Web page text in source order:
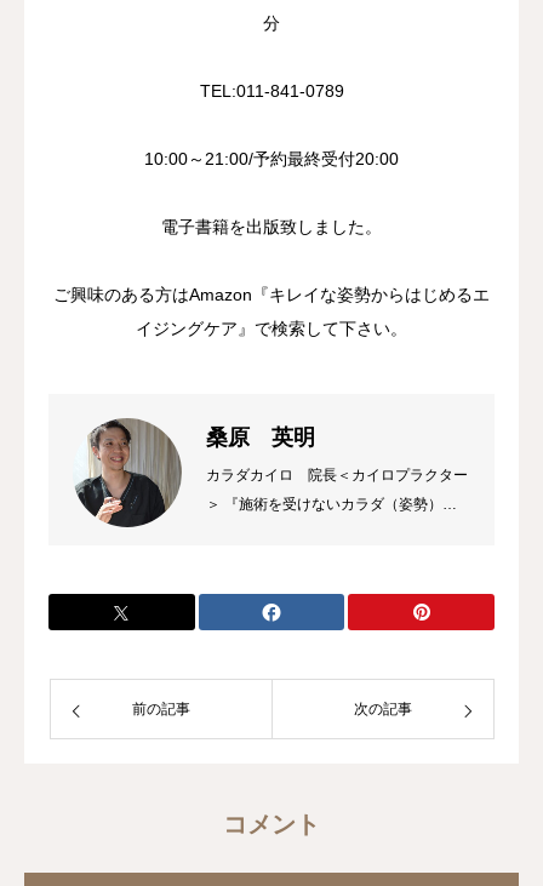
分
TEL:011-841-0789
10:00～21:00/予約最終受付20:00
電子書籍を出版致しました。
ご興味のある方はAmazon『キレイな姿勢からはじめるエ
イジングケア』で検索して下さい。
桑原 英明
カラダカイロ 院長＜カイロプラクター
＞ 『施術を受けないカラダ（姿勢）づ
らしいカラダの作りかた〜』を提供して
おります。
前の記事 次の記事
コメント